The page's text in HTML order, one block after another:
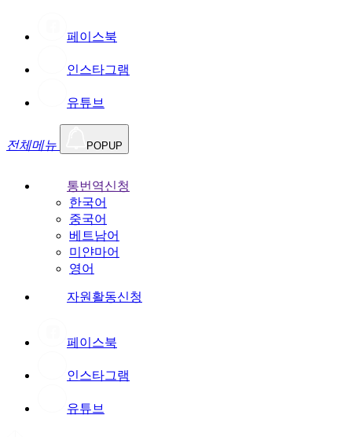
페이스북
인스타그램
유튜브
전체메뉴 POPUP
통번역신청
한국어
중국어
베트남어
미얀마어
영어
자원활동신청
페이스북
인스타그램
유튜브